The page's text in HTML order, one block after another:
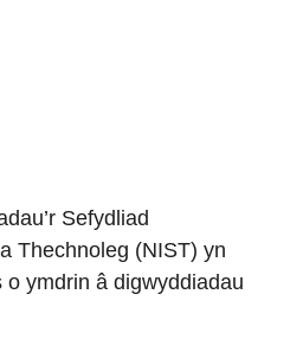
Sefydliad
Thechnoleg (NIST) yn
ymdrin â digwyddiadau